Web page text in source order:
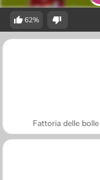
62%
Fattoria delle bolle